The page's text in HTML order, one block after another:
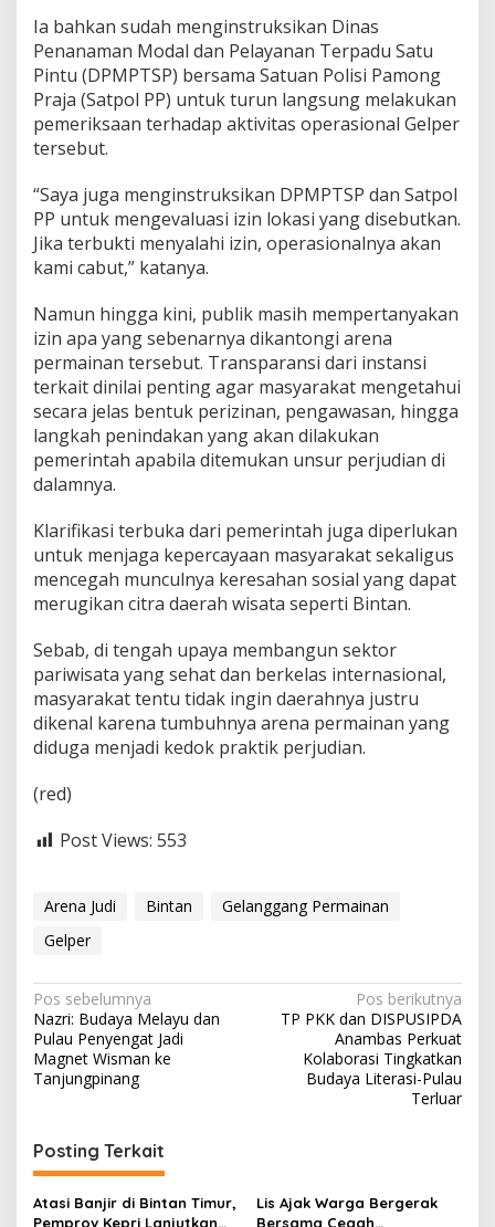
Ia bahkan sudah menginstruksikan Dinas
Penanaman Modal dan Pelayanan Terpadu Satu
Pintu (DPMPTSP) bersama Satuan Polisi Pamong
Praja (Satpol PP) untuk turun langsung melakukan
pemeriksaan terhadap aktivitas operasional Gelper
tersebut.
“Saya juga menginstruksikan DPMPTSP dan Satpol
PP untuk mengevaluasi izin lokasi yang disebutkan.
Jika terbukti menyalahi izin, operasionalnya akan
kami cabut,” katanya.
Namun hingga kini, publik masih mempertanyakan
izin apa yang sebenarnya dikantongi arena
permainan tersebut. Transparansi dari instansi
terkait dinilai penting agar masyarakat mengetahui
secara jelas bentuk perizinan, pengawasan, hingga
langkah penindakan yang akan dilakukan
pemerintah apabila ditemukan unsur perjudian di
dalamnya.
Klarifikasi terbuka dari pemerintah juga diperlukan
untuk menjaga kepercayaan masyarakat sekaligus
mencegah munculnya keresahan sosial yang dapat
merugikan citra daerah wisata seperti Bintan.
Sebab, di tengah upaya membangun sektor
pariwisata yang sehat dan berkelas internasional,
masyarakat tentu tidak ingin daerahnya justru
dikenal karena tumbuhnya arena permainan yang
diduga menjadi kedok praktik perjudian.
(red)
Post Views: 553
Arena Judi Bintan
Gelanggang Permainan
Gelper
N
a
v
a
s
Pos sebelumnya
Nazri: Budaya Melayu dan
Pulau Penyengat Jadi
Magnet Wisman ke
Tanjungpinang
Pos berikutnya
TP PKK dan DISPUSIPDA
Anambas Perkuat
Kolaborasi Tingkatkan
Budaya Literasi-Pulau
Terluar
Posting Terkait
Atasi Banjir di Bintan Timur,
Pemprov Kepri Lanjutkan
Lis Ajak Warga Bergerak
Bersama Cegah